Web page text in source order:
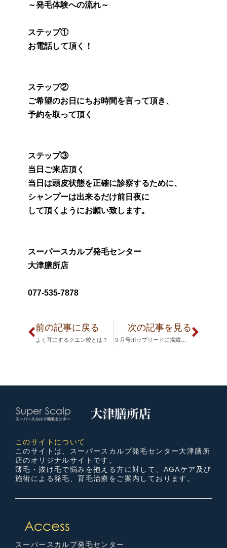
～発毛体験への流れ～
ステップ①
お電話して頂く！
ステップ②
ご希望のお日にちお時間を言って頂き、
予約を取って頂く
ステップ③
当日ご来店頂く
当日は頭皮状態を正確に診察するために、
シャンプーは出来るだけ前日夜に
して頂くようにお願い致します。
スーパースカルプ発毛センター
大津膳所店
077-535-7878
前の記事に戻る
よく耳にするクエン酸とは？
次の記事を見る
９月号ポップリードに掲載されました！！！
このサイトについて
このサイトは、スーパースカルプ発毛センター大津膳所
店のオリジナルサイトです。
薄毛・抜け毛で悩みを抱える方に対して、AGAケア及び
施術による発毛、育毛治療をご案内しております。
スーパースカルプ発毛センター